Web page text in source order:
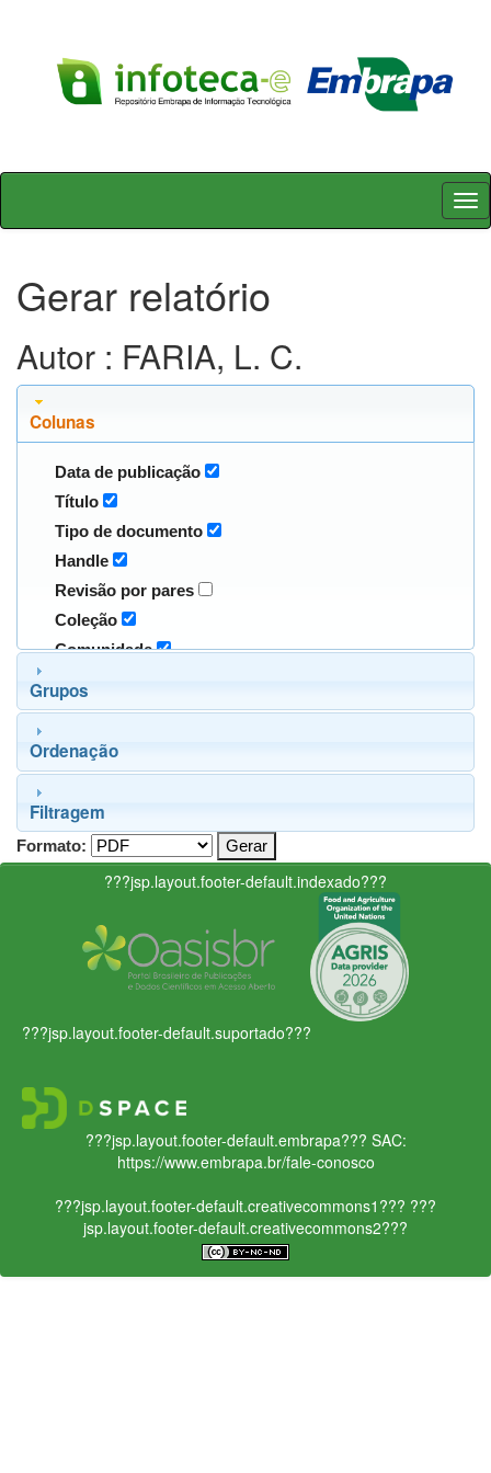
Skip
Gerar relatório
Autor : FARIA, L. C.
Colunas
Data de publicação
Título
Tipo de documento
Handle
Revisão por pares
Coleção
Comunidade
Grupos
Ordenação
Filtragem
Formato:
???jsp.layout.footer-default.indexado???
???jsp.layout.footer-default.suportado???
???jsp.layout.footer-default.embrapa??? SAC:
https://www.embrapa.br/fale-conosco
???jsp.layout.footer-default.creativecommons1??? ???
jsp.layout.footer-default.creativecommons2???